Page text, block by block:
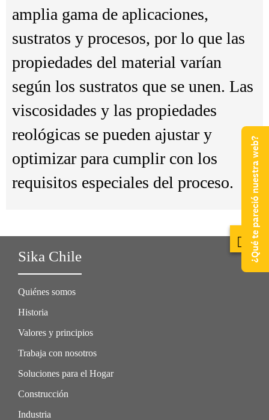
amplia gama de aplicaciones,
sustratos y procesos, por lo que las
propiedades del material varían
según los sustratos que se unen. Las
viscosidades y las propiedades
reológicas se pueden ajustar y
optimizar para cumplir con los
requisitos especiales del proceso.
Sika Chile
Quiénes somos
Historia
Valores y principios
Trabaja con nosotros
Soluciones para el Hogar
Construcción
Industria
¿Qué te pareció nuestra web?